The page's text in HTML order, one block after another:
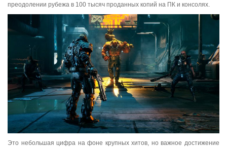
преодолении рубежа в 100 тысяч проданных копий на ПК и консолях.
Это небольшая цифра на фоне крупных хитов, но важное достижение